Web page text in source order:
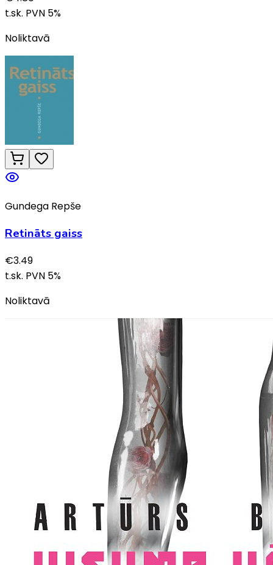
t.sk. PVN 5%
Noliktavā
Gundega Repše
Retināts gaiss
€3.49
t.sk. PVN 5%
Noliktavā